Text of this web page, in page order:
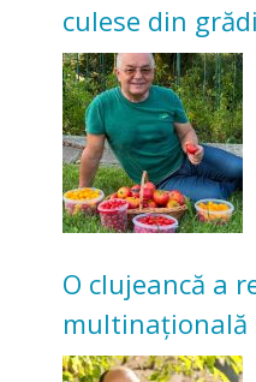
culese din
nu poate oferi
O clujeancă a
multinațională
Acum cultivă